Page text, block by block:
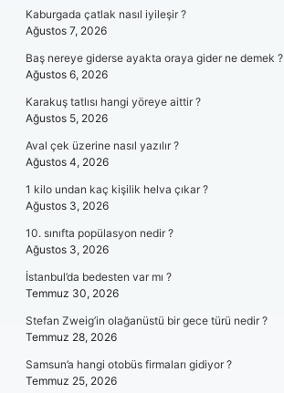
Kaburgada çatlak nasıl iyileşir ?
Ağustos 7, 2026
Baş nereye giderse ayakta oraya gider ne demek ?
Ağustos 6, 2026
Karakuş tatlısı hangi yöreye aittir ?
Ağustos 5, 2026
Aval çek üzerine nasıl yazılır ?
Ağustos 4, 2026
1 kilo undan kaç kişilik helva çıkar ?
Ağustos 3, 2026
10. sınıfta popülasyon nedir ?
Ağustos 3, 2026
İstanbul’da bedesten var mı ?
Temmuz 30, 2026
Stefan Zweig’in olağanüstü bir gece türü nedir ?
Temmuz 28, 2026
Samsun’a hangi otobüs firmaları gidiyor ?
Temmuz 25, 2026